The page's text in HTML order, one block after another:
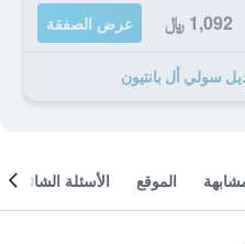
1,092 ﷼ عرض الصفقة
الموقع الأسئلة الشائعة